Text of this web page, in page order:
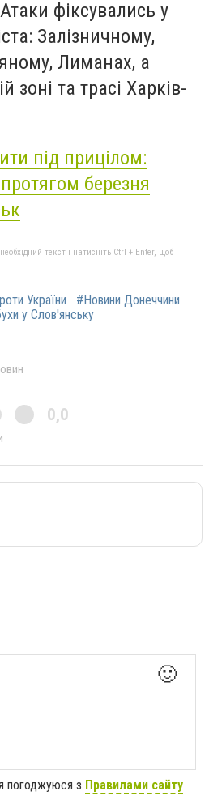
фіксувались у
Залізничному,
Лиманах, а
зоні та трасі Харків-
під прицілом:
протягом березня
текст і натисніть Ctrl + Enter, щоб
України
#Новини Донеччини
у Слов'янську
0,0
🙂
погоджуюся з Правилами сайту